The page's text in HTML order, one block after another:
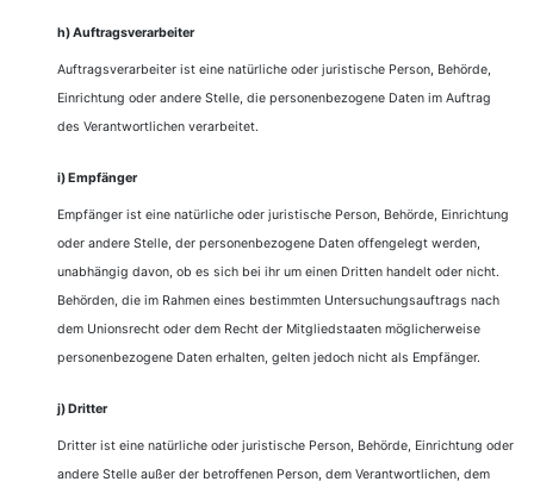
h) Auftragsverarbeiter
Auftragsverarbeiter ist eine natürliche oder juristische Person, Behörde,
Einrichtung oder andere Stelle, die personenbezogene Daten im Auftrag
des Verantwortlichen verarbeitet.
i) Empfänger
Empfänger ist eine natürliche oder juristische Person, Behörde, Einrichtung
oder andere Stelle, der personenbezogene Daten offengelegt werden,
unabhängig davon, ob es sich bei ihr um einen Dritten handelt oder nicht.
Behörden, die im Rahmen eines bestimmten Untersuchungsauftrags nach
dem Unionsrecht oder dem Recht der Mitgliedstaaten möglicherweise
personenbezogene Daten erhalten, gelten jedoch nicht als Empfänger.
j) Dritter
Dritter ist eine natürliche oder juristische Person, Behörde, Einrichtung oder
andere Stelle außer der betroffenen Person, dem Verantwortlichen, dem